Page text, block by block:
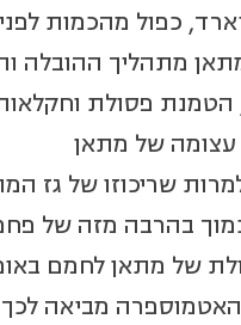
כפול מהכמות
מתהליך ההובלה
הטמנת פסולת
עצומה של מתאן
שריכוזו של גז
בהרבה מזה של
של מתאן לחמם
מביאה